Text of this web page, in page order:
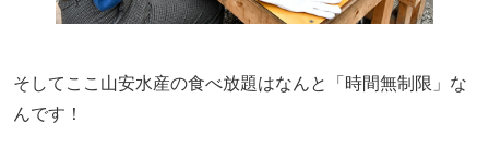
そしてここ山安水産の食べ放題はなんと「時間無制限」な
んです！